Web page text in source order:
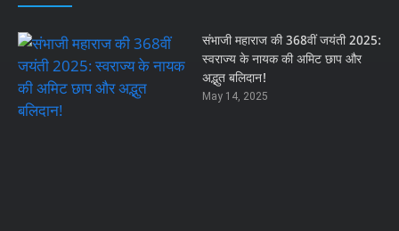
संभाजी महाराज की 368वीं जयंती 2025:
स्वराज्य के नायक की अमिट छाप और
अद्भुत बलिदान!
May 14, 2025